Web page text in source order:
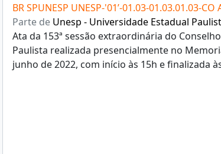
BR SPUNESP UNESP-'01’-01.03-01.03.01.03-CO
Parte de Unesp - Universidade Estadual
Ata da 153ª sessão extraordinária do
Paulista realizada presencialmente no
junho de 2022, com início às 15h e finalizada